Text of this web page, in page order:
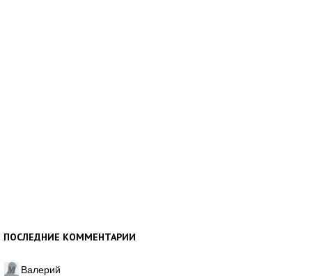
ПОСЛЕДНИЕ КОММЕНТАРИИ
Валерий